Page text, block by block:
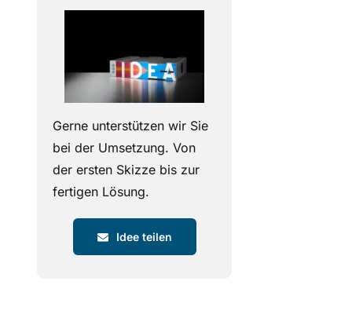
Gerne unterstützen wir Sie
bei der Umsetzung. Von
der ersten Skizze bis zur
fertigen Lösung.
Idee teilen